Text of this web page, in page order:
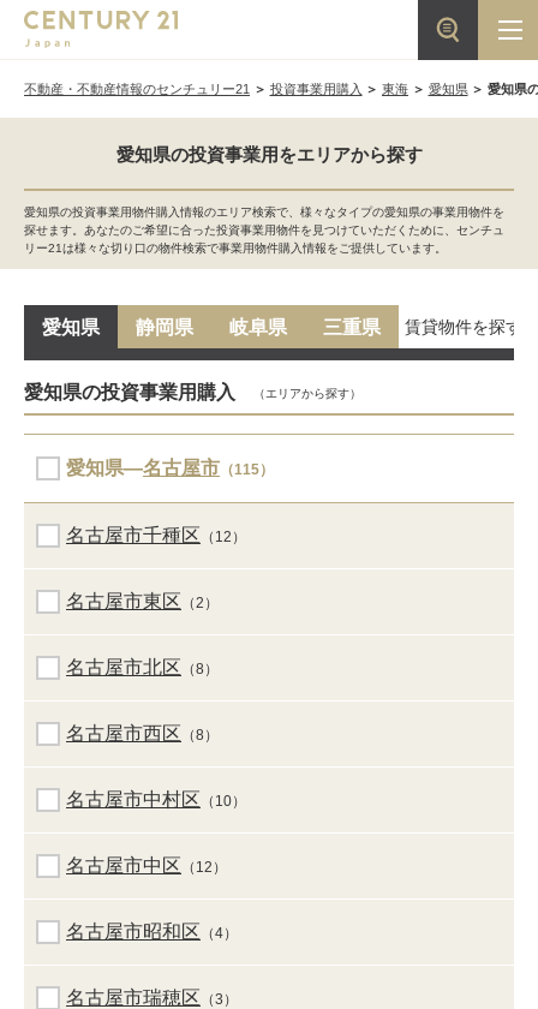
不動産・不動産情報のセンチュリー21 投資事業用購入 東海 愛知県 愛知県
愛知県の投資事業用をエリアから探す
愛知県の投資事業用物件購入情報のエリア検索で、様々なタイプの愛知県の事業用物件を
探せます。あなたのご希望に合った投資事業用物件を見つけていただくために、センチュ
リー21は様々な切り口の物件検索で事業用物件購入情報をご提供しています。
愛知県 静岡県 岐阜県 三重県 賃貸物件を探す
愛知県の投資事業用購入 （エリアから探す）
愛知県―名古屋市 （115）
名古屋市千種区 （12）
名古屋市東区 （2）
名古屋市北区 （8）
名古屋市西区 （8）
名古屋市中村区 （10）
名古屋市中区 （12）
名古屋市昭和区 （4）
名古屋市瑞穂区 （3）